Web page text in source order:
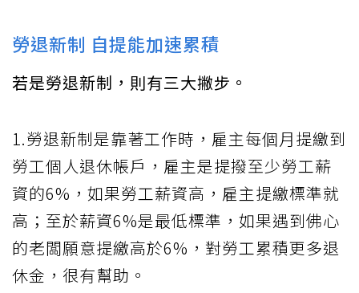
勞退新制 自提能加速累積
若是勞退新制，則有三大撇步。
1.勞退新制是靠著工作時，雇主每個月提繳到
勞工個人退休帳戶，雇主是提撥至少勞工薪
資的6%，如果勞工薪資高，雇主提繳標準就
高；至於薪資6%是最低標準，如果遇到佛心
的老闆願意提繳高於6%，對勞工累積更多退
休金，很有幫助。